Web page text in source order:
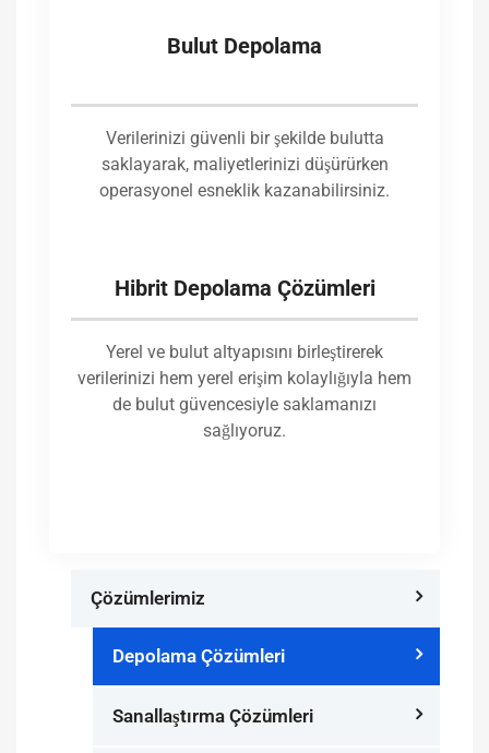
Bulut Depolama
Verilerinizi güvenli bir şekilde bulutta
saklayarak, maliyetlerinizi düşürürken
operasyonel esneklik kazanabilirsiniz.
Hibrit Depolama Çözümleri
Yerel ve bulut altyapısını birleştirerek
verilerinizi hem yerel erişim kolaylığıyla hem
de bulut güvencesiyle saklamanızı
sağlıyoruz.
Çözümlerimiz
Depolama Çözümleri
Sanallaştırma Çözümleri